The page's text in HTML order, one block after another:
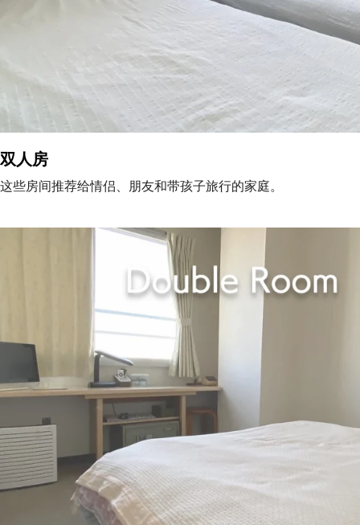
双人房
这些房间推荐给情侣、朋友和带孩子旅行的家庭。